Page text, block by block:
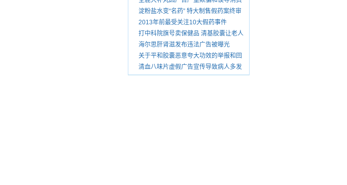
者被查处
淀粉盐水变“名药” 特大制售假药案终审
宣判
2013年前最受关注10大假药事件
打中科院旗号卖保健品 清基胶囊让老人
花了上万
海尔思肝肾滋发布违法广告被曝光
关于平和胶囊恶意夸大功效的举报和回
复
清血八味片虚假广告宣传导致病人多发